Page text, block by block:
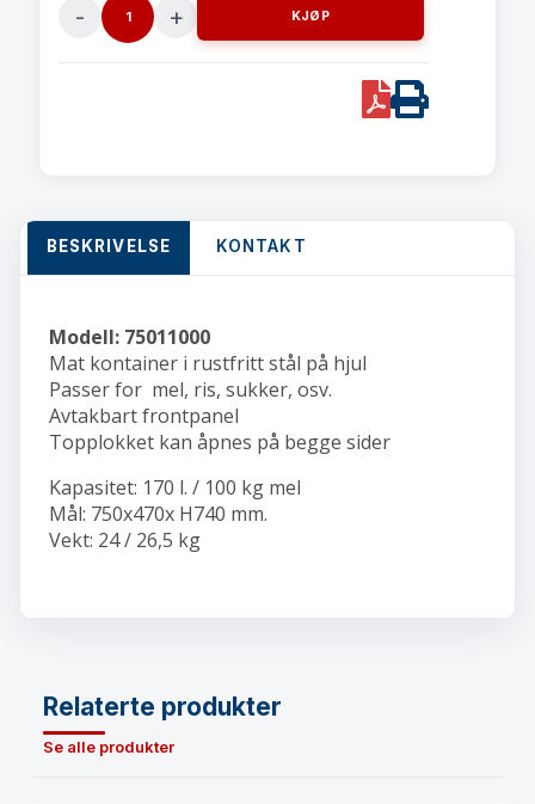
Melbeholder
mel
KJØP
PDFPrint
BESKRIVELSE KONTAKT
Modell: 75011000
Mat kontainer i rustfritt stål på hjul
Passer for mel, ris, sukker, osv.
Avtakbart frontpanel
Topplokket kan åpnes på begge sider
Kapasitet: 170 l. / 100 kg mel
Mål: 750x470x H740 mm.
Vekt: 24 / 26,5 kg
Relaterte produkter
Se alle produkter